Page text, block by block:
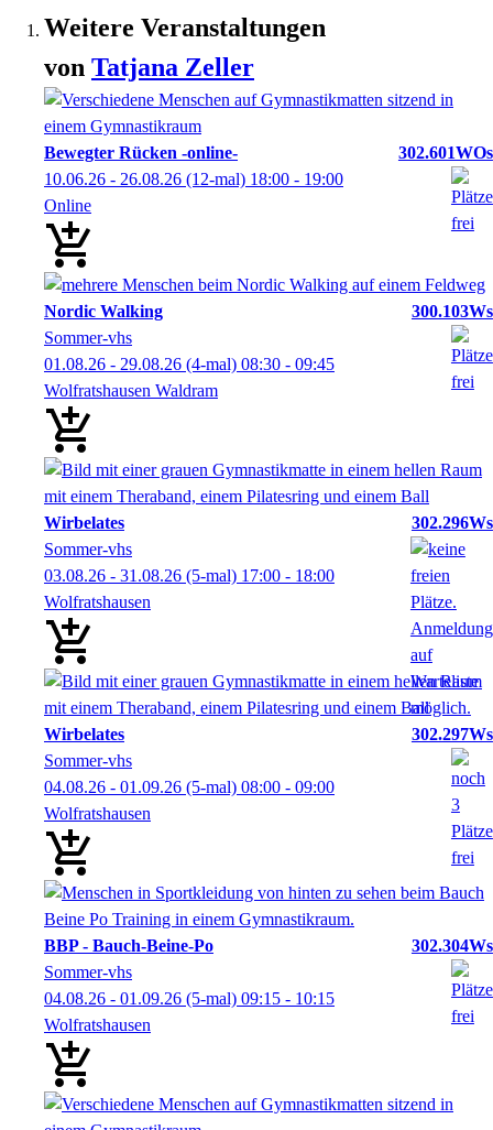
Weitere Veranstaltungen
von Tatjana Zeller
Bewegter Rücken -online-
302.601WOs
10.06.26 - 26.08.26 (12-mal) 18:00 - 19:00
Online
Nordic Walking
300.103Ws
Sommer-vhs
01.08.26 - 29.08.26 (4-mal) 08:30 - 09:45
Wolfratshausen Waldram
Wirbelates
302.296Ws
Sommer-vhs
03.08.26 - 31.08.26 (5-mal) 17:00 - 18:00
Wolfratshausen
Wirbelates
302.297Ws
Sommer-vhs
04.08.26 - 01.09.26 (5-mal) 08:00 - 09:00
Wolfratshausen
BBP - Bauch-Beine-Po
302.304Ws
Sommer-vhs
04.08.26 - 01.09.26 (5-mal) 09:15 - 10:15
Wolfratshausen